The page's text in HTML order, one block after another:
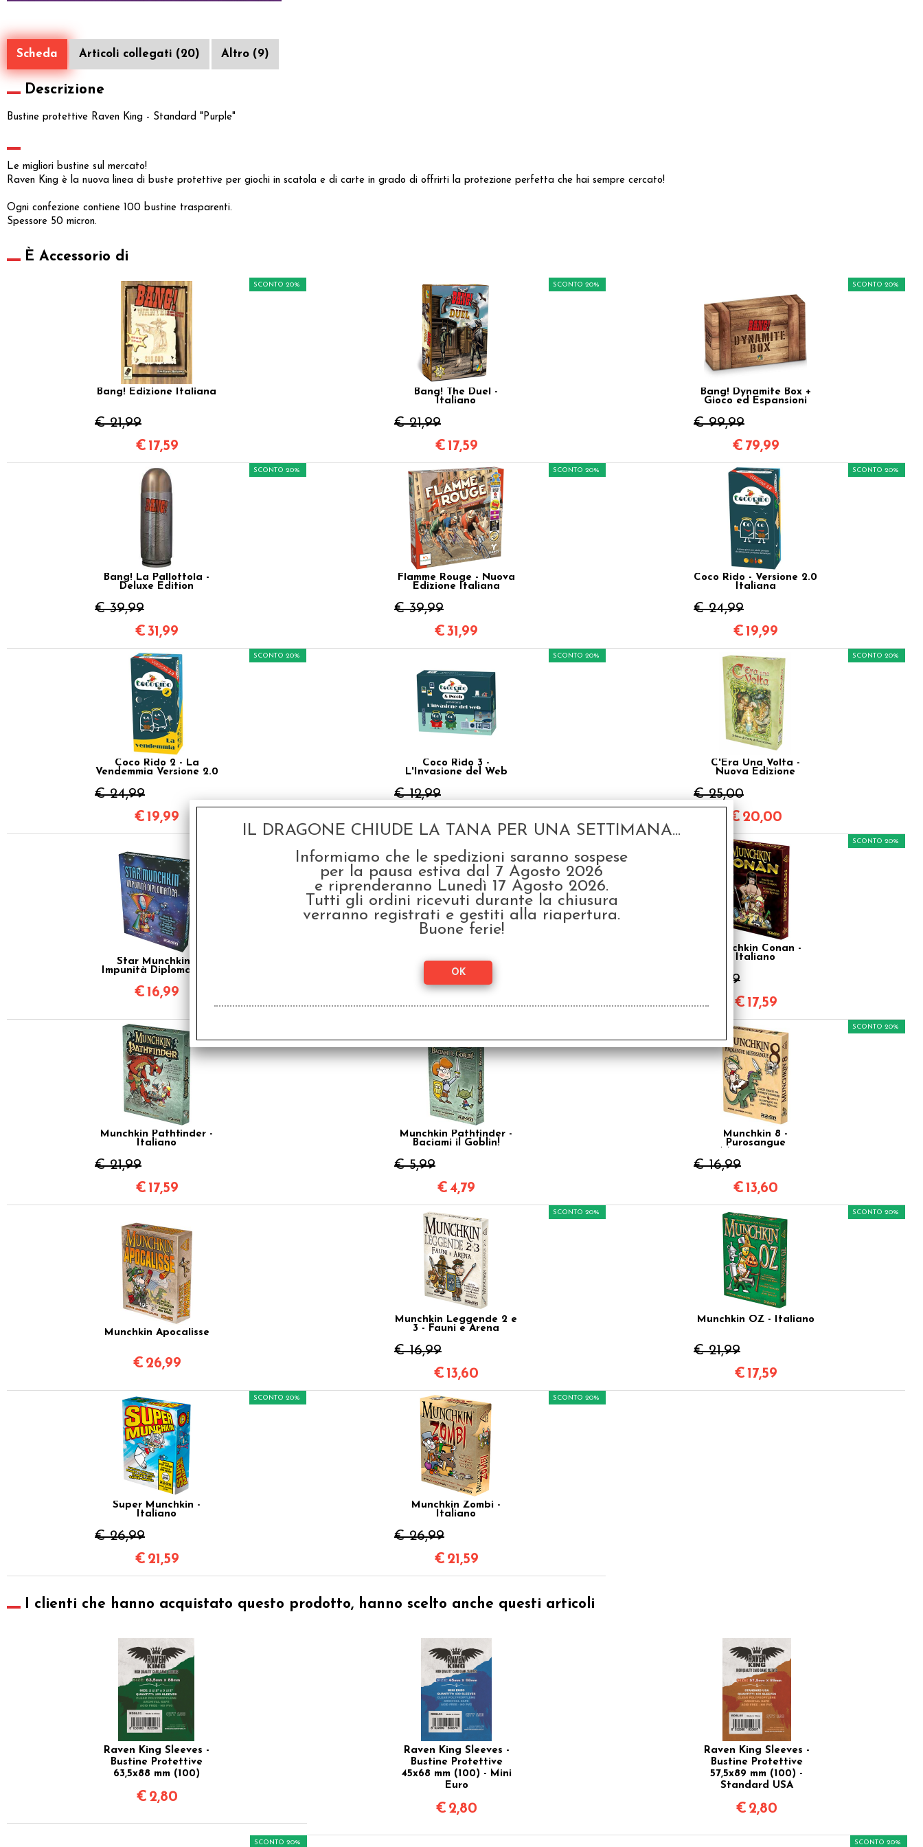
Scheda Articoli collegati (20) Altro (9)
Descrizione
Bustine protettive Raven King - Standard "Purple"
Le migliori bustine sul mercato!
Raven King è la nuova linea di buste protettive per giochi in scatola e di carte in grado di offrirti la protezione perfetta che hai sempre cercato!
Ogni confezione contiene 100 bustine trasparenti.
Spessore 50 micron.
È Accessorio di
Bang! Edizione Italiana
€ 21,99
SCONTO 20%
€ 17,59
Bang! The Duel -
Italiano
€ 21,99
SCONTO 20%
€ 17,59
Bang! Dynamite Box +
Gioco ed Espansioni
€ 99,99
SCONTO 20%
€ 79,99
Bang! La Pallottola -
Deluxe Edition
€ 39,99
SCONTO 20%
€31,99
Flamme Rouge - Nuova
Edizione Italiana
€ 39,99
SCONTO 20%
€31,99
Coco Rido - Versione 2.0
Italiana
€ 24,99
SCONTO 20%
€ 19,99
Coco Rido 2 - La
Vendemmia Versione 2.0
€ 24,99
SCONTO 20%
€ 19,99
Coco Rido 3 -
L'Invasione del Web
€ 12,99
SCONTO 20%
C'Era Una Volta -
Nuova Edizione
€ 25,00
SCONTO 20%
€ 20,00
Star Munchkin -
Impunità Diplomatica
€ 16,99
€ 21,99
€17,59
Munchkin Conan -
Italiano
€ 21,99
SCONTO 20%
€ 17,59
Munchkin Pathfinder -
Italiano
€ 21,99
€ 17,59
Munchkin Pathfinder -
Baciami il Goblin!
€ 5,99
€4,79
Munchkin 8 -
Purosangue
€ 16,99
SCONTO 20%
€ 13,60
Munchkin Apocalisse
€ 26,99
Munchkin Leggende 2 e
3 - Fauni e Arena
€ 16,99
SCONTO 20%
€ 13,60
Munchkin OZ - Italiano
€ 21,99
SCONTO 20%
€ 17,59
Super Munchkin -
Italiano
€ 26,99
SCONTO 20%
€ 21,59
Munchkin Zombi -
Italiano
€ 26,99
SCONTO 20%
€ 21,59
I clienti che hanno acquistato questo prodotto, hanno scelto anche questi articoli
Raven King Sleeves -
Bustine Protettive
63,5x88 mm (100)
€ 2,80
Raven King Sleeves -
Bustine Protettive
45x68 mm (100) - Mini
Euro
€ 2,80
Raven King Sleeves -
Bustine Protettive
57,5x89 mm (100) -
Standard USA
€ 2,80
SCONTO 20% SCONTO 20%
IL DRAGONE CHIUDE LA TANA PER UNA SETTIMANA...
Informiamo che le spedizioni saranno sospese
per la pausa estiva dal 7 Agosto 2026
e riprenderanno Lunedì 17 Agosto 2026.
Tutti gli ordini ricevuti durante la chiusura
verranno registrati e gestiti alla riapertura.
Buone ferie!